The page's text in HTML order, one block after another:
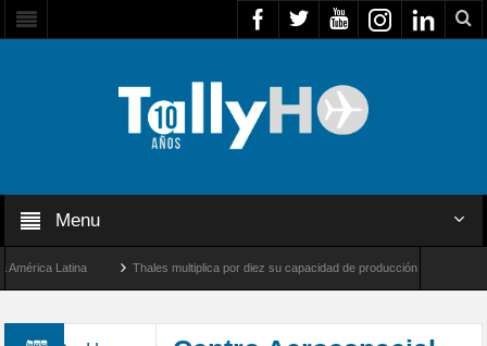
Menu
Latina Thales multiplica por diez su capacidad de producción de radares en